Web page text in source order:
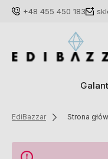
+48 455 450 183
EdiBazzar Strona